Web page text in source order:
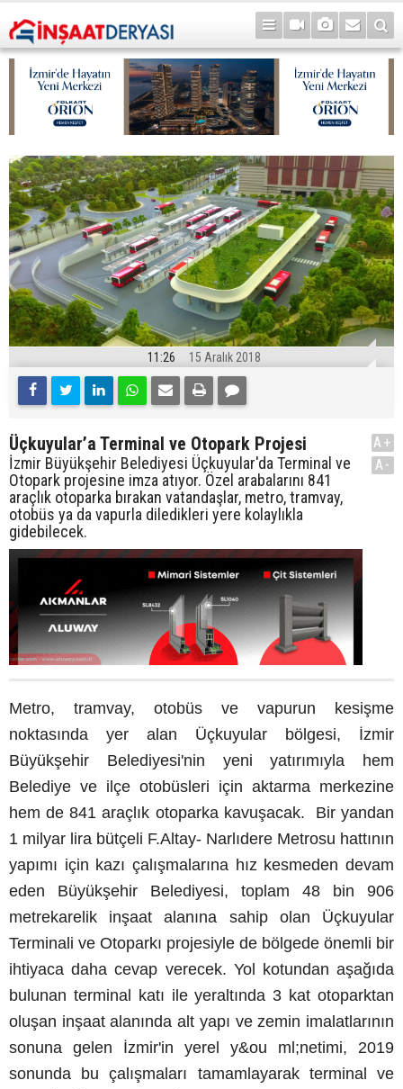
11:26 15 Aralık 2018
Üçkuyular’a Terminal ve Otopark Projesi
İzmir Büyükşehir Belediyesi Üçkuyular'da Terminal ve
Otopark projesine imza atıyor. Özel arabalarını 841
araçlık otoparka bırakan vatandaşlar, metro, tramvay,
otobüs ya da vapurla diledikleri yere kolaylıkla
gidebilecek.
A+
A-
Metro, tramvay, otobüs ve vapurun kesişme
noktasında yer alan Üçkuyular bölgesi, İzmir
Büyükşehir Belediyesi'nin yeni yatırımıyla hem
Belediye ve ilçe otobüsleri için aktarma merkezine
hem de 841 araçlık otoparka kavuşacak. Bir yandan
1 milyar lira bütçeli F.Altay- Narlıdere Metrosu hattının
yapımı için kazı çalışmalarına hız kesmeden devam
eden Büyükşehir Belediyesi, toplam 48 bin 906
metrekarelik inşaat alanına sahip olan Üçkuyular
Terminali ve Otoparkı projesiyle de bölgede önemli bir
ihtiyaca daha cevap verecek. Yol kotundan aşağıda
bulunan terminal katı ile yeraltında 3 kat otoparktan
oluşan inşaat alanında alt yapı ve zemin imalatlarının
sonuna gelen İzmir'in yerel y&ou ml;netimi, 2019
sonunda bu çalışmaları tamamlayarak terminal ve